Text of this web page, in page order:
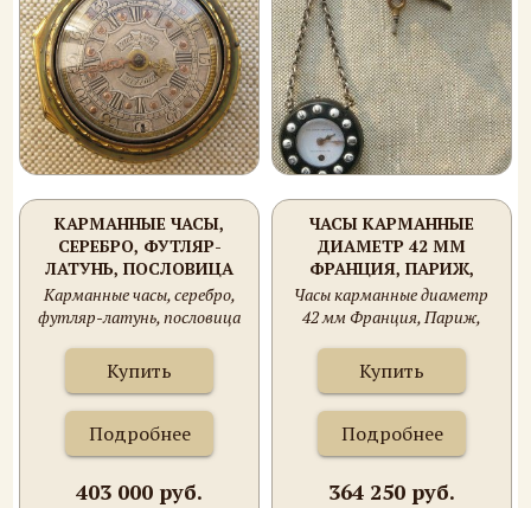
КАРМАННЫЕ ЧАСЫ,
СЕРЕБРО, ФУТЛЯР-
ЛАТУНЬ, ПОСЛОВИЦА
НА ЦИФЕРБЛАТЕ- UNA
EX HIS ULTIMA- ОДИН
ПОСЛЕДНИЙ. JOHANNES
STADLER , БАЛАНС НА
ФУТЛЯРОМ. КОНЕЦ 17
ВЕКА.
Карманные часы, серебро,
футляр-латунь, пословица
ultima- один из этих часов
будет последний. Johannes
Stadler , баланс на рубине,
TDL, 49мм с футляром.
Конец 17 века.
Купить
Подробнее
403 000 руб.
ЧАСЫ КАРМАННЫЕ
ДИАМЕТР 42 ММ
ФРАНЦИЯ, ПАРИЖ,
CHARLES OUDIN-
УЧЕНИК БРЕГЕ, ДО 1812-
Часы карманные диаметр
42 мм Франция, Париж,
до 1812- 1845гг. Серебро.
Чуть спешат.
Купить
Подробнее
364 250 руб.